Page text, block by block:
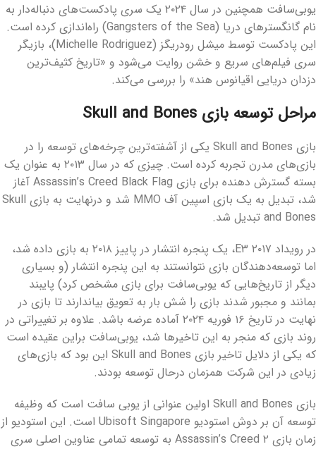
یوبی‌سافت همچنین در سال ۲۰۲۴ یک سری پادکست‌های دنباله‌دار به
نام گانگسترهای دریا (Gangsters of the Sea) راه‌اندازی کرده است.
این پادکست توسط میشل رودریگز (Michelle Rodriguez)، بازیگر
سری فیلم‌های سریع و خشن روایت می‌شود و «تاریخ کثیف‌ترین
دزدان دریایی اقیانوس هند» را بررسی می‌کند.
مراحل توسعه بازی Skull and Bones
بازی
Skull and Bones یکی از آشفته‌ترین چرخه‌های توسعه را در
بازی‌های مدرن تجربه کرده است. چیزی که در سال ۲۰۱۳ به عنوان یک
بسته گسترش دهنده برای بازی Assassin’s Creed Black Flag
آغاز
شد، تبدیل به یک بازی اسپین آف MMO شد و درنهایت به بازی Skull
and Bones تبدیل شد.
در رویداد E۳ ۲۰۱۷
، یک پنجره انتشار در پاییز ۲۰۱۸ به بازی داده شد،
اما توسعه‌دهندگان بازی نتوانستند به این پنجره انتشار (و بسیاری
دیگر از تاریخ‌هایی که یوبی‌سافت برای بازی مشخص کرد) پایبند
بمانند و مجبور شدند بازی را شش بار به تعویق بیاندارند تا بازی در
نهایت در تاریخ ۱۶ فوریه ۲۰۲۴ آماده عرضه باشد. علاوه بر تغییراتی در
روند بازی که منجر به این تاخیرها شد، یوبی‌سافت براین عقیده است
که یکی از دلایل تاخیر بازی Skull and Bones این بود که بازی‌های
زیادی در این شرکت همزمان درحال توسعه بودند.
بازی Skull and Bones اولین عنوانی از یوبی سافت است که وظیفه
توسعه آن بر دوش استودیو Ubisoft Singapore است. این استودیو از
زمان بازی
Assassin’s Creed ۲ به توسعه تمامی عناوین اصلی سری